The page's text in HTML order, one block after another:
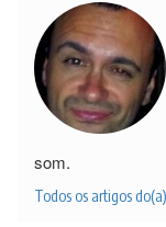
som.
Todos os artigos